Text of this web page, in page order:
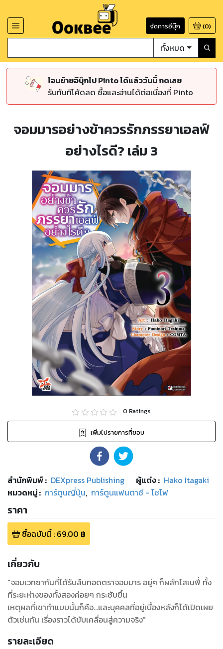
จัดการอีบุ๊ก (0)
ทั้งหมด
โอนย้ายอีบุ๊กไป Pinto ได้แล้ววันนี้ กดเลย
รับทันทีโค้ดลด ซื้อและอ่านได้ต่อเนื่องที่ Pinto
จอมมารอย่างข้าควรรักภรรยาเอลฟ์
อย่างไรดี? เล่ม 3
0 Ratings
เพิ่มไปรายการที่ชอบ
สำนักพิมพ์: DEXpress Publishing ผู้แต่ง : Hako Itagaki
หมวดหมู่: การ์ตูนญี่ปุ่น, การ์ตูนแฟนตาซี - ไซไฟ
ราคา
ซื้อฉบับนี้: 69.00 ฿
เกี่ยวกับ
"จอมเวทซากันที่ได้รับสืบทอดตราจอมมาร อยู่ๆ ก็ผลักไสเนฟี่ ทั้ง
ที่ระยะห่างของทั้งสองค่อยๆ กระชับขึ้น
เหตุผลที่เขาทำแบบนั้นก็คือ...และบุคคลที่อยู่เบื้องหลังก็ได้เปิดเผย
รายละเอียด